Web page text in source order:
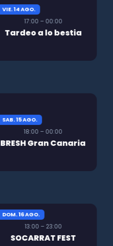
VIE. 14 AGO.
17:00 – 00:00
Tardeo a lo bestia
SAB. 15 AGO.
18:00 – 00:00
BRESH Gran Canaria
DOM. 16 AGO.
13:00 – 23:00
SOCARRAT FEST